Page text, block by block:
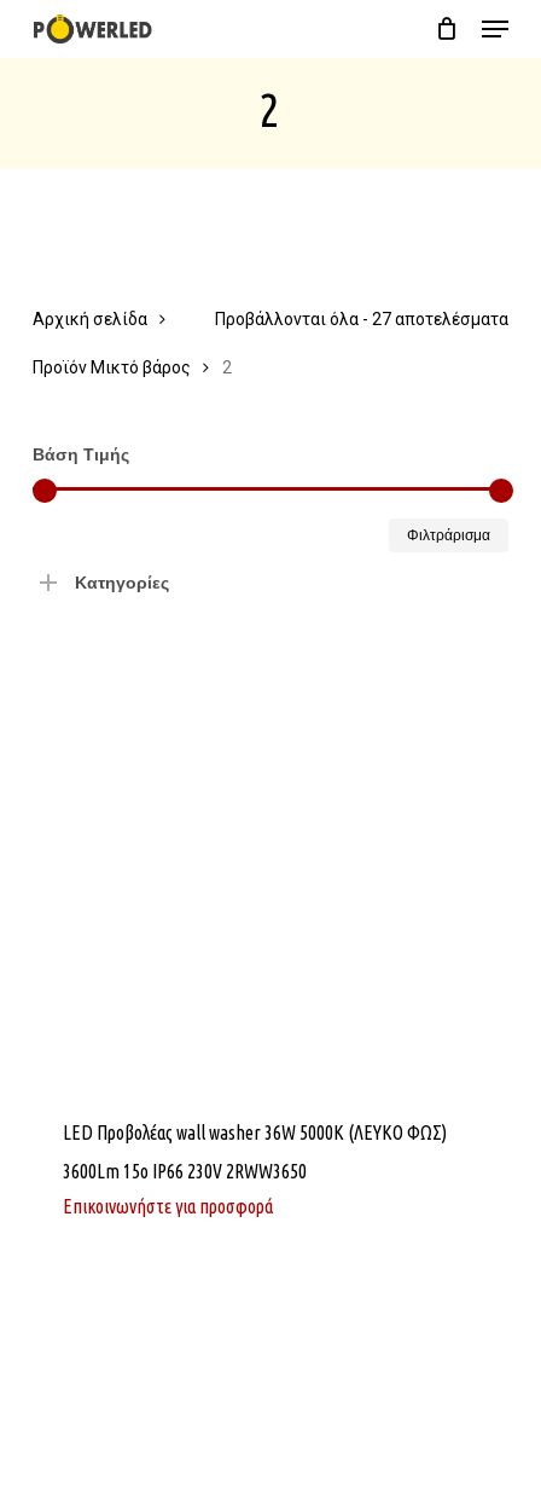
Menu
2
Προβάλλονται όλα - 27 αποτελέσματα
Αρχική σελίδα
Προϊόν Μικτό βάρος 2
Βάση Τιμής
Φιλτράρισμα
Κατηγορίες
LED Προβολέας wall washer 36W 5000K (ΛΕΥΚΟ ΦΩΣ)
3600Lm 15o IP66 230V 2RWW3650
Επικοινωνήστε για προσφορά